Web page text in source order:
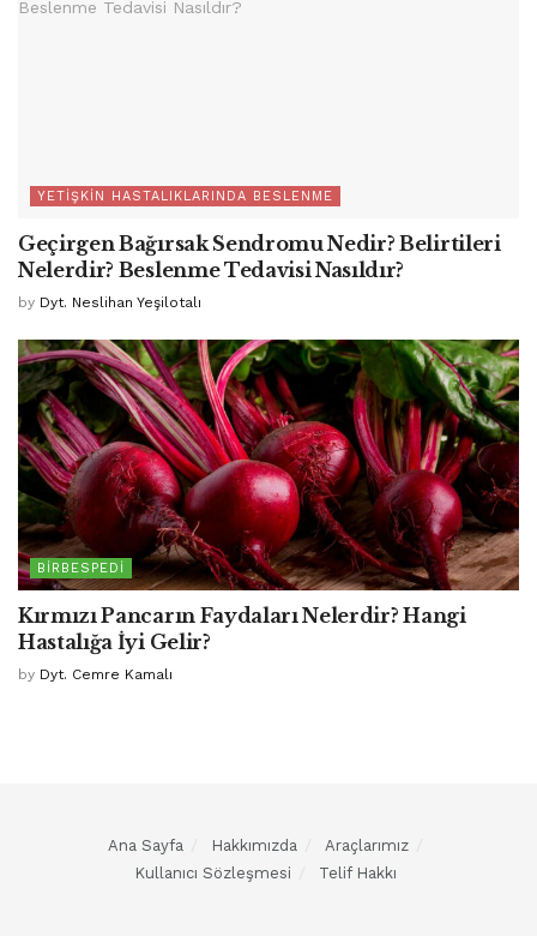
YETIŞKIN HASTALIKLARINDA BESLENME
Geçirgen Bağırsak Sendromu Nedir? Belirtileri
Nelerdir? Beslenme Tedavisi Nasıldır?
by Dyt. Neslihan Yeşilotalı
BIRBESPEDI
Kırmızı Pancarın Faydaları Nelerdir? Hangi
Hastalığa İyi Gelir?
by Dyt. Cemre Kamalı
Ana Sayfa Hakkımızda
Araçlarımız
Kullanıcı Sözleşmesi
Telif Hakkı